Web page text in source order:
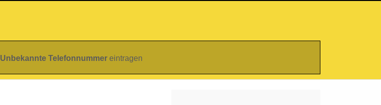
Unbekannte Telefonnummer eintragen